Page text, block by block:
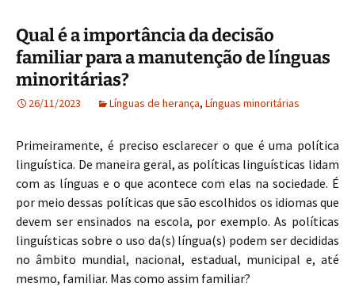
Qual é a importância da decisão
familiar para a manutenção de línguas
minoritárias?
26/11/2023 Línguas de herança, Línguas minoritárias
Primeiramente, é preciso esclarecer o que é uma política
linguística. De maneira geral, as políticas linguísticas lidam
com as línguas e o que acontece com elas na sociedade. É
por meio dessas políticas que são escolhidos os idiomas que
devem ser ensinados na escola, por exemplo. As políticas
linguísticas sobre o uso da(s) língua(s) podem ser decididas
no âmbito mundial, nacional, estadual, municipal e, até
mesmo, familiar. Mas como assim familiar?